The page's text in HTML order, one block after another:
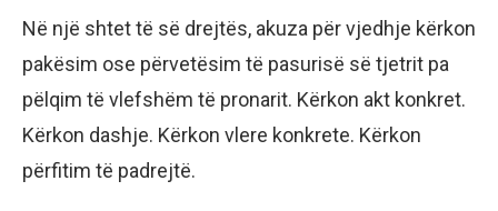
Në një shtet të së drejtës, akuza për vjedhje kërkon
pakësim ose përvetësim të pasurisë së tjetrit pa
pëlqim të vlefshëm të pronarit. Kërkon akt konkret.
Kërkon dashje. Kërkon vlere konkrete. Kërkon
përfitim të padrejtë.